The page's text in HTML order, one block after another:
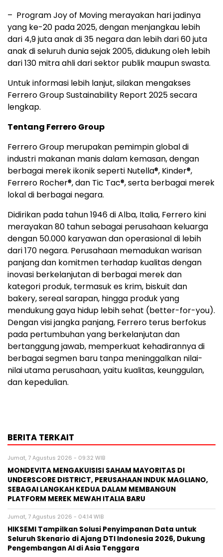
– Program Joy of Moving merayakan hari jadinya
yang ke-20 pada 2025, dengan menjangkau lebih
dari 4,9 juta anak di 35 negara dan lebih dari 60 juta
anak di seluruh dunia sejak 2005, didukung oleh lebih
dari 130 mitra ahli dari sektor publik maupun swasta.
Untuk informasi lebih lanjut, silakan mengakses
Ferrero Group Sustainability Report 2025 secara
lengkap.
Tentang Ferrero Group
Ferrero Group merupakan pemimpin global di
industri makanan manis dalam kemasan, dengan
berbagai merek ikonik seperti Nutella®, Kinder®,
Ferrero Rocher®, dan Tic Tac®, serta berbagai merek
lokal di berbagai negara.
Didirikan pada tahun 1946 di Alba, Italia, Ferrero kini
merayakan 80 tahun sebagai perusahaan keluarga
dengan 50.000 karyawan dan operasional di lebih
dari 170 negara. Perusahaan memadukan warisan
panjang dan komitmen terhadap kualitas dengan
inovasi berkelanjutan di berbagai merek dan
kategori produk, termasuk es krim, biskuit dan
bakery, sereal sarapan, hingga produk yang
mendukung gaya hidup lebih sehat (better-for-you).
Dengan visi jangka panjang, Ferrero terus berfokus
pada pertumbuhan yang berkelanjutan dan
bertanggung jawab, memperkuat kehadirannya di
berbagai segmen baru tanpa meninggalkan nilai-
nilai utama perusahaan, yaitu kualitas, keunggulan,
dan kepedulian.
BERITA TERKAIT
Jumat, 7 Agustus 2026 - 09:32 WIB
MONDEVITA MENGAKUISISI SAHAM MAYORITAS DI
UNDERSCORE DISTRICT, PERUSAHAAN INDUK MAGLIANO,
SEBAGAI LANGKAH KEDUA DALAM MEMBANGUN
PLATFORM MEREK MEWAH ITALIA BARU
Jumat, 7 Agustus 2026 - 04:14 WIB
HIKSEMI Tampilkan Solusi Penyimpanan Data untuk
Seluruh Skenario di Ajang DTI Indonesia 2026, Dukung
Pengembangan AI di Asia Tenggara